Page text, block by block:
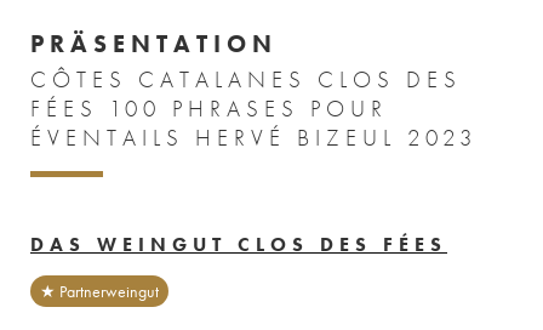
PRÄSENTATION
CÔTES CATALANES CLOS DES
FÉES 100 PHRASES POUR
ÉVENTAILS HERVÉ BIZEUL 2023
DAS WEINGUT CLOS DES FÉES
★ Partnerweingut